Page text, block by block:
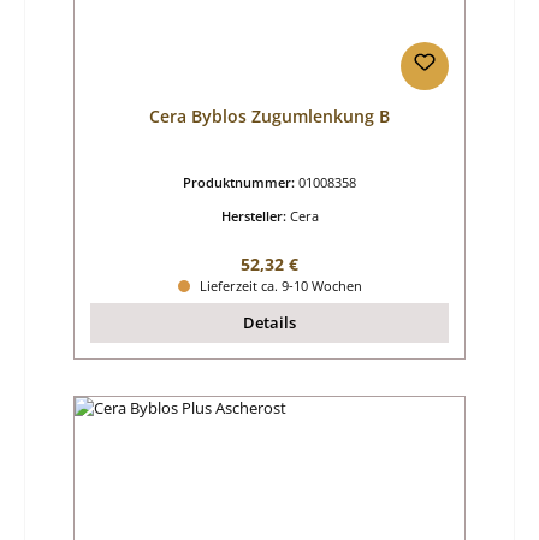
Cera Byblos Zugumlenkung B
Produktnummer: 01008358
Hersteller: Cera
Regulärer Preis:
52,32 €
Lieferzeit ca. 9-10 Wochen
Details